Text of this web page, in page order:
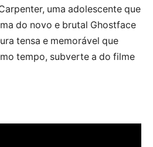
uma adolescente que
do novo e brutal Ghostface
tensa e memorável que
tempo, subverte a do filme